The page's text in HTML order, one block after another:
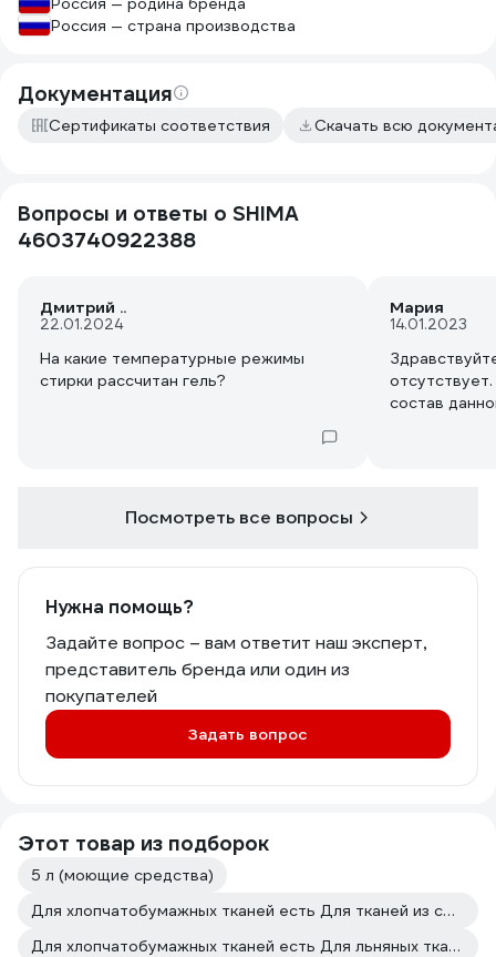
Россия — страна производства
Документация
Сертификаты соответствия Скачать всю
Вопросы и ответы о SHIMA
4603740922388
Дмитрий ..
22.01.2024
На какие температурные режимы
стирки рассчитан гель?
Мария
14.01.2023
состав
Посмотреть все вопросы
Нужна помощь?
Задайте вопрос – вам ответит наш эксперт,
представитель бренда или один из
покупателей
Задать вопрос
Этот товар из подборок
5 л (моющие средства)
Для хлопчатобумажных тканей есть Для тканей из смешанных волокон есть
Для хлопчатобумажных тканей есть Для льняных тканей есть